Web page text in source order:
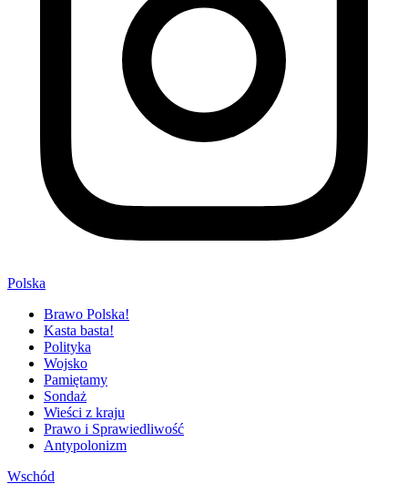
Polska
Brawo Polska!
Kasta basta!
Polityka
Wojsko
Pamiętamy
Sondaż
Wieści z kraju
Prawo i Sprawiedliwość
Antypolonizm
Wschód